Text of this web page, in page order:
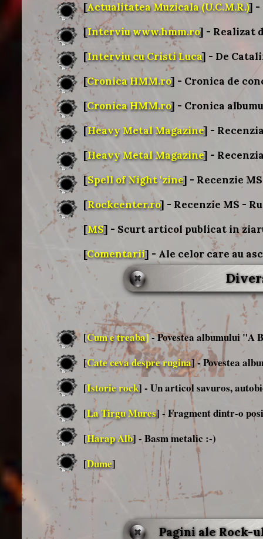
[Actualitatea Muzicala (U.C.M.R.)] -
[Interviu www.hmm.ro] - Realizat
[Interviu cu Cristi Luca] - De
[Cronica HMM.ro] - Cronica de
[Cronica HMM.ro] - Cronica
[Heavy Metal Magazine] -
[Heavy Metal Magazine] -
[Spell of Night 'zine] - Recenzie
[Rockcenter.ro] - Recenzie MS -
[MS] - Scurt articol publicat in
[Comentarii] - Ale celor care au
Pagini ale Rock-
[Cum e treaba]- Povestea albumului "A
[Cate ceva despre rugina] - Povestea
[Istorie rock] - Un articol savuros,
[La Tirgu Mures] - Fragment dintr-o
[Harap Alb] - Basm metalic :-)
[Dume]